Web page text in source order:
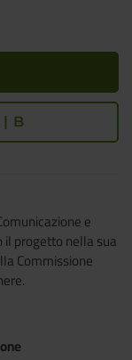
| B
e
progetto nella sua
Commissione